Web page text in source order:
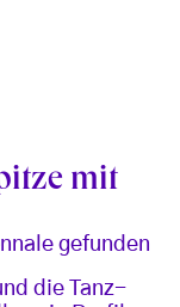
mit
gefunden
die Tanz-